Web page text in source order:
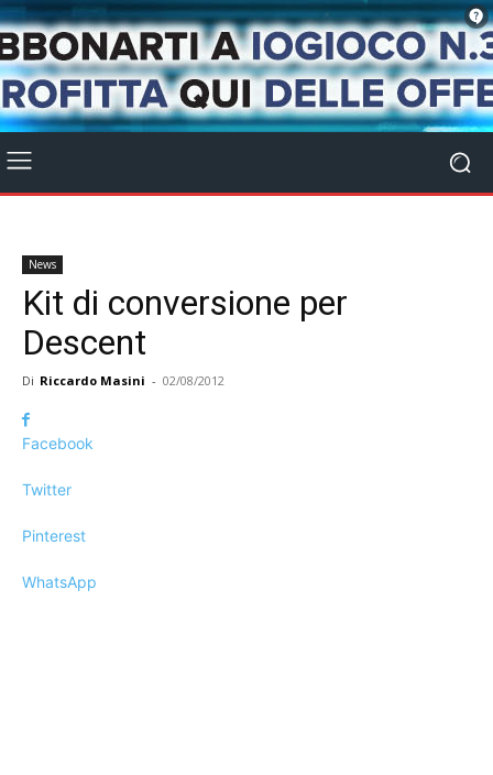
News
Kit di conversione per
Descent
Di Riccardo Masini - 02/08/2012
Facebook
Twitter
Pinterest
WhatsApp